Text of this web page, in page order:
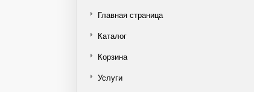
Главная страница
Каталог
Корзина
Услуги